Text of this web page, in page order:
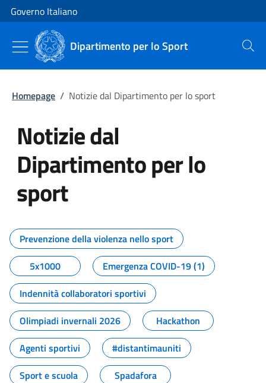
Vai al contenuto
Vai alla navigazione del sito
Governo Italiano
Dipartimento per lo Sport Cerca
Homepage / Notizie dal Dipartimento per lo sport
Notizie dal
Dipartimento per lo
sport
Tutti i contenuti della pagina
Prevenzione della violenza nello sport
5x1000
Emergenza COVID-19 (1)
Indennità collaboratori sportivi
Olimpiadi invernali 2026
Hackathon
Agenti sportivi
#distantimauniti
Sport e scuola
Spadafora